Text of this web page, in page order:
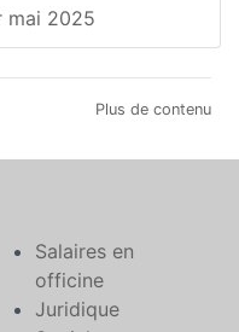
mai 2025
Plus de contenu
Salaires en
officine
Juridique